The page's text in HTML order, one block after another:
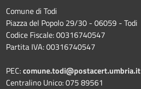
Comune di Todi
Piazza del Popolo 29/30 - 06059 - Todi
Codice Fiscale: 00316740547
Partita IVA: 00316740547
PEC:comune.todi@postacert.umbria.it
Centralino Unico: 075 89561